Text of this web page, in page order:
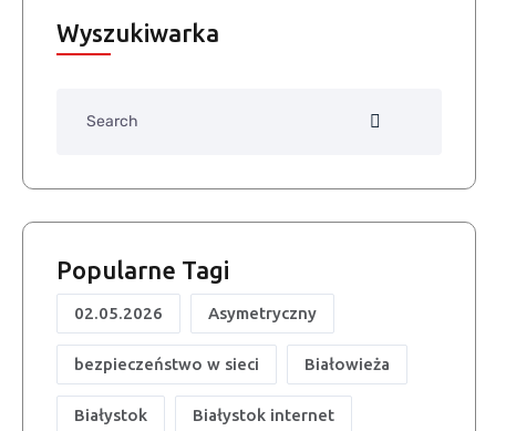
Wyszukiwarka
Popularne Tagi
02.05.2026 Asymetryczny
bezpieczeństwo w sieci Białowieża
Białystok Białystok internet